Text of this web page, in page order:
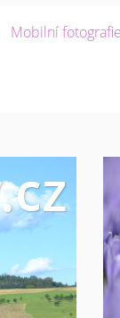
Mobilní fotografie